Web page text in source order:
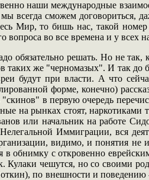
наши международные
всегда сможем договориться,
Мир, то бишь нас, такой
вопроса во все времена и у всех
обязательно решать. Но не
же "черномазых". И так до
будут при власти. А что
форме, конечно)
в первую очередь
на рынках стоят,
или начальник на работе
Иммиграции, вся
видимо, и понятия
обнимку с откровенно
Кулаки чешутся, но со своими
по внешности и